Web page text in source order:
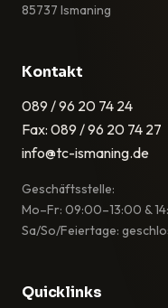
85737 Ismaning
Kontakt
089 / 96 20 74 24
Fax: 089 / 96 20 74 27
info@tc-ismaning.de
Geschäftsstelle:
Mo–Fr: 09:00–13:00 &
Sa/So/Feiertage:
Quicklinks